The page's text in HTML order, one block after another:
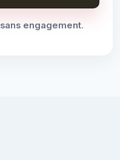
sans engagement.